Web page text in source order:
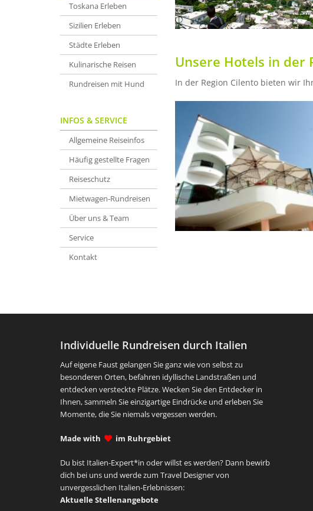
Toskana Erleben
Sizilien Erleben
Städte Erleben
Kulinarische Reisen
Rundreisen mit Hund
INFOS & SERVICE
Allgemeine Reiseinfos
Häufig gestellte Fragen
Reiseschutz
Mietwagen-Rundreisen
Über uns & Team
Service
Kontakt
Unsere Hotels in der
In der Region Cilento bieten wir
Individuelle Rundreisen durch Italien
Auf eigene Faust gelangen Sie ganz wie von selbst zu
besonderen Orten, befahren idyllische Landstraßen und
entdecken versteckte Plätze. Wecken Sie den Entdecker in
Ihnen, sammeln Sie einzigartige Eindrücke und erleben Sie
Momente, die Sie niemals vergessen werden.
Made with im Ruhrgebiet
Du bist Italien-Expert*in oder willst es werden? Dann bewirb
dich bei uns und werde zum Travel Designer von
unvergesslichen Italien-Erlebnissen:
Aktuelle Stellenangebote